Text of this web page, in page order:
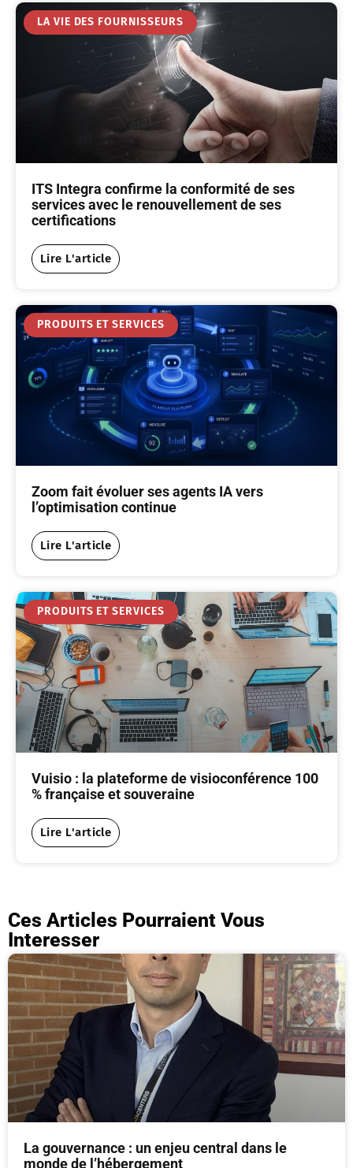
LA VIE DES FOURNISSEURS
ITS Integra confirme la conformité de ses
services avec le renouvellement de ses
certifications
Lire L'article
PRODUITS ET SERVICES
Zoom fait évoluer ses agents IA vers
l’optimisation continue
Lire L'article
PRODUITS ET SERVICES
Vuisio : la plateforme de visioconférence 100
% française et souveraine
Lire L'article
Ces Articles Pourraient Vous
Interesser
La gouvernance : un enjeu central dans le
monde de l’hébergement